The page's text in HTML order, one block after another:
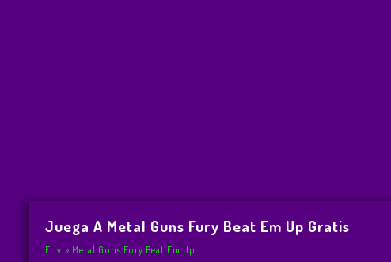
Juega A Metal Guns Fury Beat Em Up Gratis
Friv Metal Guns Fury Beat Em Up